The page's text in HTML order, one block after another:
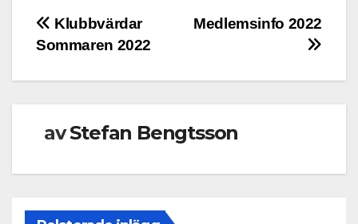
InläggsnavigeringMedlemsinfo 2022
Klubbvärdar
Sommaren 2022
avStefan Bengtsson